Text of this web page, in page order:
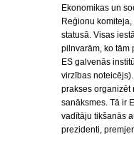
Ekonomikas un
Reģionu
statusā. Visas
pilnvarām, ko tām
ES galvenās
virzības
prakses organizēt
sanāksmes. Tā ir
vadītāju tikšanās
prezidenti,